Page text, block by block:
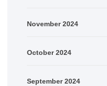
November 2024
October 2024
September 2024